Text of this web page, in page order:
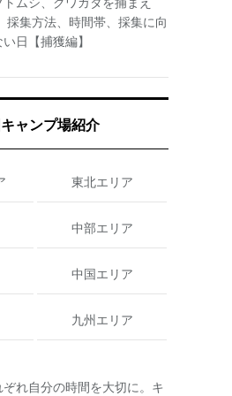
採集方法、時間帯、採集に向
日【捕獲編】
ャンプ場紹介
東北エリア
中部エリア
中国エリア
九州エリア
ぞれ自分の時間を大切に。キ